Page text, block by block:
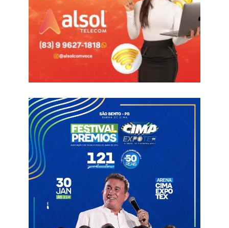
tem efeitos positivos na vida do ser humano e tem uma
relação direta com as pessoas, influenciando na questão do
humor, promovendo interação social, diminuindo o estresse e
também a ansiedade. A ideia da musicoterapia é estimular o
paciente a lidar melhor com o ambiente hospitalar”, explicou.
O aposentado José Francisco, que estava em observação na
importância da musicoterapia no processo de recuperação.
“Fiquei muito entusiasmado com a iniciativa, foi uma surpresa
para mim, e ao mesmo tempo, é muito animador estar no
ambiente de um hospital e ser convidado para participar de um
momento como este. Gostei muito! Enquanto estava ali
ouvindo as músicas, esqueci até que estava doente”, ressaltou.
A musicoterapia utiliza elementos da música, como som,
ritmo, melodia e harmonia, para restabelecer as funções dos
usuários, melhorando a comunicação, fortalecendo a